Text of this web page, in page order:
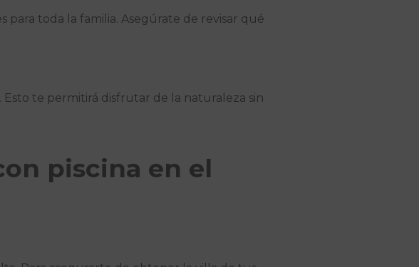
para toda la familia. Asegúrate de revisar qué
te permitirá disfrutar de la naturaleza sin
piscina en el